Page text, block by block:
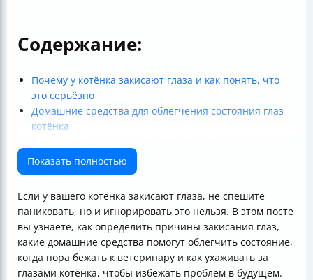
Содержание:
Почему у котёнка закисают глаза и как понять, что
это серьёзно
Домашние средства для облегчения состояния глаз
котёнка
предотвратить закисание
Что делать при выявлении сухого глаза или
Когда обращаться к ветеринару
Как обезопасить других домашних животных
Итоговая таблица симптомов и действий
Заключение
Полезные ссылки
Показать полностью
Если у вашего котёнка закисают глаза, не спешите
паниковать, но и игнорировать это нельзя. В этом посте
вы узнаете, как определить причины закисания глаз,
какие домашние средства помогут облегчить состояние,
когда пора бежать к ветеринару и как ухаживать за
глазами котёнка, чтобы избежать проблем в будущем.